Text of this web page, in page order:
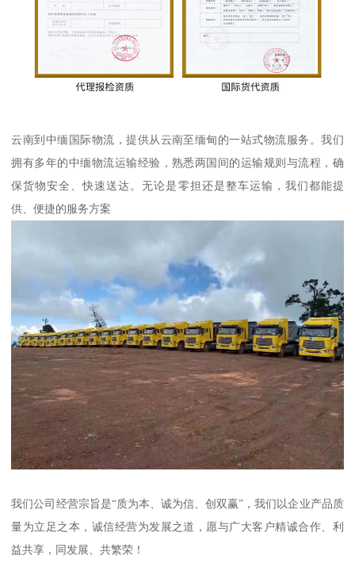
云南到中缅国际物流，提供从云南至缅甸的一站式物流服务。我们
拥有多年的中缅物流运输经验，熟悉两国间的运输规则与流程，确
保货物安全、快速送达。无论是零担还是整车运输，我们都能提
供、便捷的服务方案
我们公司经营宗旨是“质为本、诚为信、创双赢”，我们以企业产品质
量为立足之本，诚信经营为发展之道，愿与广大客户精诚合作、利
益共享，同发展、共繁荣！